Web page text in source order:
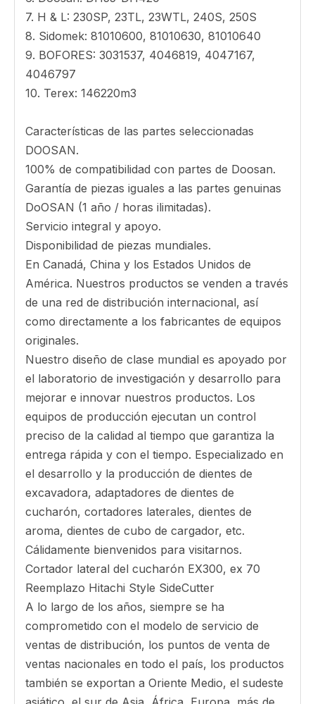
Servicio OEM funcionable
Gama de productos:
1. Caterpillar: J200-J700, D4, D5, D6, D7, D8,
D9, D10, D11
3. HYUNDAI: R130-R500
4. Ex: 18S-45S, V17TYL-V61SYL, 18TL-30TL,
25RC12, 35RC14
5. Kobelco: SK200, SK230, SK350
6. Doosan: DH55-DH420
7. H & L: 230SP, 23TL, 23WTL, 240S, 250S
8. Sidomek: 81010600, 81010630, 81010640
9. BOFORES: 3031537, 4046819, 4047167,
4046797
10. Terex: 146220m3
Características de las partes seleccionadas
DOOSAN.
100% de compatibilidad con partes de Doosan.
Garantía de piezas iguales a las partes genuinas
DoOSAN (1 año / horas ilimitadas).
Servicio integral y apoyo.
Disponibilidad de piezas mundiales.
En Canadá, China y los Estados Unidos de
América. Nuestros productos se venden a través
de una red de distribución internacional, así
como directamente a los fabricantes de equipos
originales.
Nuestro diseño de clase mundial es apoyado por
el laboratorio de investigación y desarrollo para
mejorar e innovar nuestros productos. Los
equipos de producción ejecutan un control
preciso de la calidad al tiempo que garantiza la
entrega rápida y con el tiempo. Especializado en
el desarrollo y la producción de dientes de
excavadora, adaptadores de dientes de